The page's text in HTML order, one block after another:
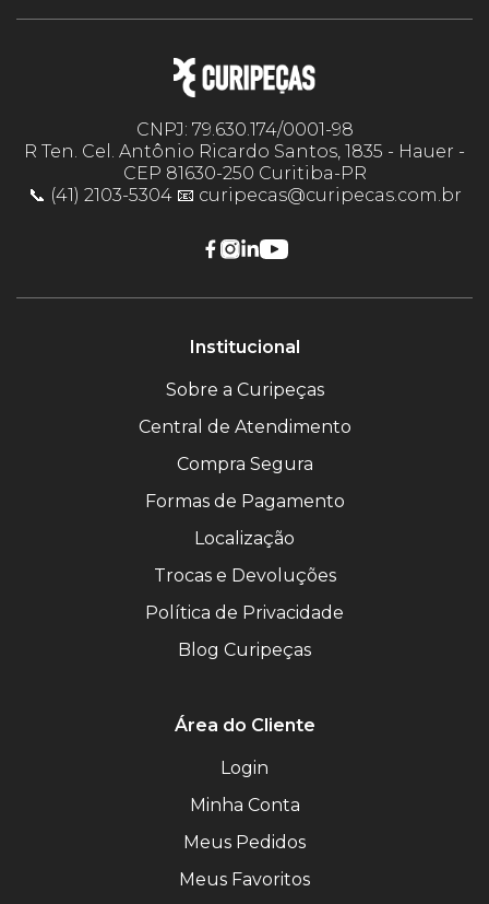
CNPJ: 79.630.174/0001-98
R Ten. Cel. Antônio Ricardo Santos, 1835 - Hauer -
CEP 81630-250 Curitiba-PR
📞 (41) 2103-5304 📧 curipecas@curipecas.com.br
Institucional
Sobre a Curipeças
Central de Atendimento
Compra Segura
Formas de Pagamento
Localização
Trocas e Devoluções
Política de Privacidade
Blog Curipeças
Área do Cliente
Login
Minha Conta
Meus Pedidos
Meus Favoritos